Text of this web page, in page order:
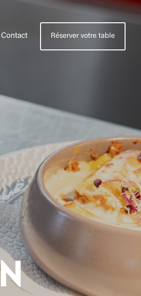
Contact Réserver votre table